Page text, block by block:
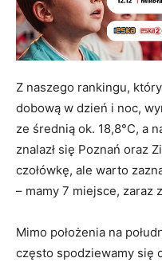
Z naszego rankingu,
dobową w dzień i noc,
ze średnią ok. 18,8°C, a
znalazł się Poznań oraz
czołówkę, ale warto
– mamy 7 miejsce, zaraz
Mimo położenia na
często spodziewamy się